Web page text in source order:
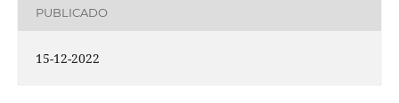
PUBLICADO
15-12-2022